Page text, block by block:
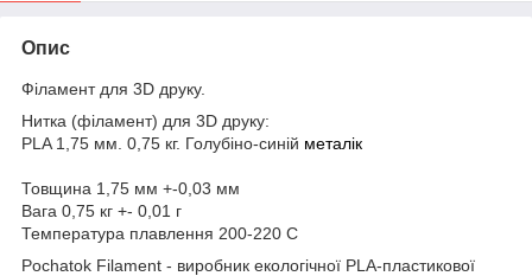
Опис
Філамент для 3D друку.
Нитка (філамент) для 3D друку:
PLA 1,75 мм. 0,75 кг. Голубіно-синій металік
Товщина 1,75 мм +-0,03 мм
Вага 0,75 кг +- 0,01 г
Температура плавлення 200-220 С
Pochatok Filament - виробник екологічної PLA-пластикової